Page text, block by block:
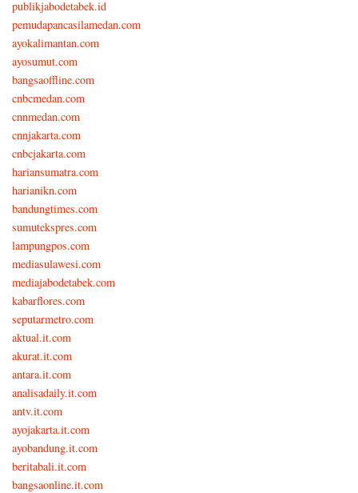
publikjabodetabek.id
pemudapancasilamedan.com
ayokalimantan.com
ayosumut.com
bangsaoffline.com
cnbcmedan.com
cnnmedan.com
cnnjakarta.com
cnbcjakarta.com
hariansumatra.com
harianikn.com
bandungtimes.com
sumutekspres.com
lampungpos.com
mediasulawesi.com
mediajabodetabek.com
kabarflores.com
seputarmetro.com
aktual.it.com
akurat.it.com
antara.it.com
analisadaily.it.com
antv.it.com
ayojakarta.it.com
ayobandung.it.com
beritabali.it.com
bangsaonline.it.com